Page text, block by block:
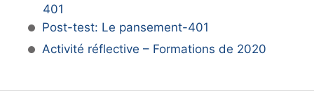
401
Post-test: Le pansement-401
Activité réflective – Formations de 2020